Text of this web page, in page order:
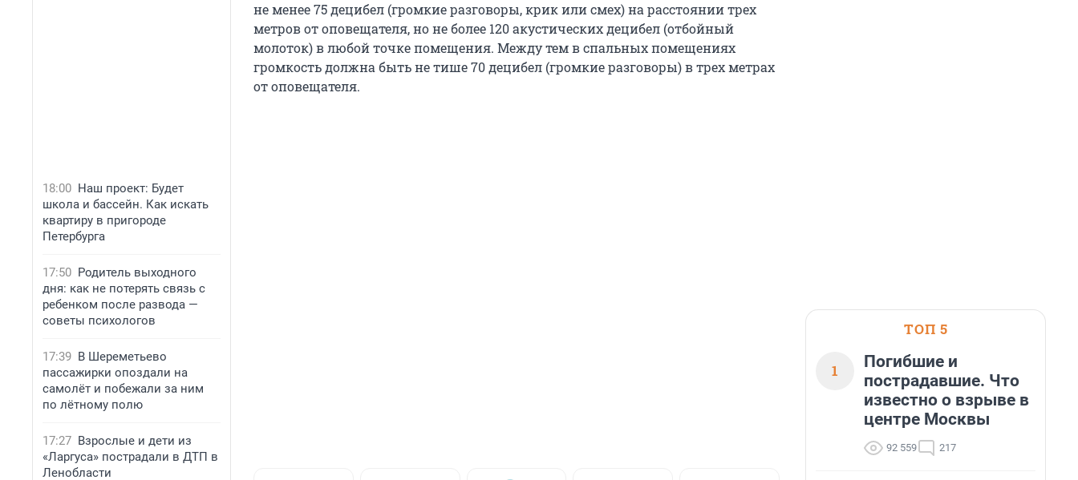
18:00 Наш проект: Будет
школа и бассейн. Как искать
квартиру в пригороде
Петербурга
17:50 Родитель выходного
дня: как не потерять связь с
ребенком после развода —
советы психологов
17:39 В Шереметьево
пассажирки опоздали на
самолёт и побежали за ним
по лётному полю
17:27 Взрослые и дети из
«Ларгуса» пострадали в ДТП в
Ленобласти
не менее 75 децибел (громкие разговоры, крик или смех) на расстоянии трех
метров от оповещателя, но не более 120 акустических децибел (отбойный
молоток) в любой точке помещения. Между тем в спальных помещениях
громкость должна быть не тише 70 децибел (громкие разговоры) в трех метрах
от оповещателя.
ТОП 5
1
Погибшие и
пострадавшие. Что
известно о взрыве в
центре Москвы
92 559 217